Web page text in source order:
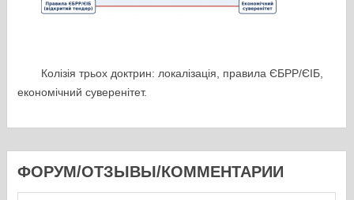
Колізія трьох доктрин: локалізація, правила ЄБРР/ЄІБ,
економічний суверенітет.
ФОРУМ/ОТЗЫВЫ/КОММЕНТАРИИ